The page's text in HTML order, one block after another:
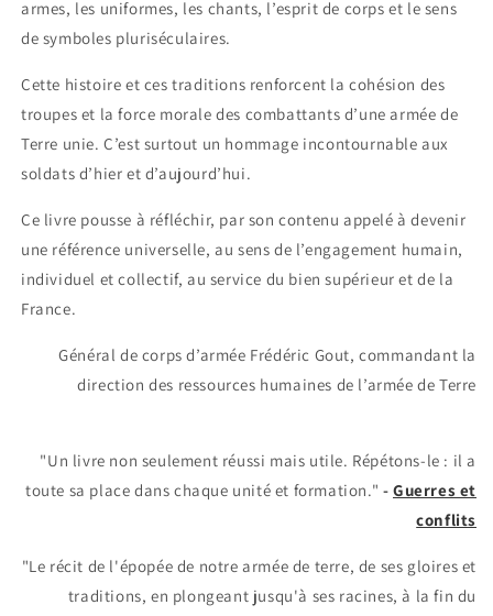
armes, les uniformes, les chants, l’esprit de corps et le sens
de symboles pluriséculaires.
Cette histoire et ces traditions renforcent la cohésion des
troupes et la force morale des combattants d’une armée de
Terre unie. C’est surtout un hommage incontournable aux
soldats d’hier et d’aujourd’hui.
Ce livre pousse à réfléchir, par son contenu appelé à devenir
une référence universelle, au sens de l’engagement humain,
individuel et collectif, au service du bien supérieur et de la
France.
Général de corps d’armée Frédéric Gout, commandant la
direction des ressources humaines de l’armée de Terre
"Un livre non seulement réussi mais utile. Répétons-le : il a
toute sa place dans chaque unité et formation." - Guerres et
conflits
"Le récit de l'épopée de notre armée de terre, de ses gloires et
traditions, en plongeant jusqu'à ses racines, à la fin du